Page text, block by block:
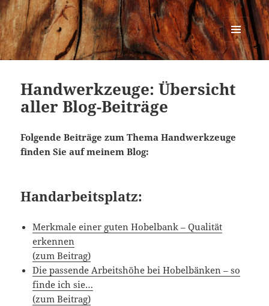
Urban Woodworking
MENÜ
UND
Handwerkzeuge: Übersicht
aller Blog-Beiträge
Folgende Beiträge zum Thema Handwerkzeuge
finden Sie auf meinem Blog:
Handarbeitsplatz:
Merkmale einer guten Hobelbank – Qualität
erkennen
(zum Beitrag)
Die passende Arbeitshöhe bei Hobelbänken – so
finde ich sie…
(zum Beitrag)